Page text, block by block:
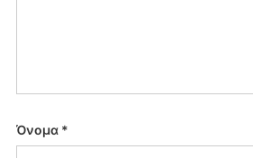
Όνομα *